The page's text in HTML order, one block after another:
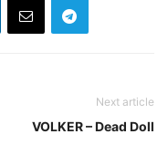
Next article
VOLKER – Dead Doll